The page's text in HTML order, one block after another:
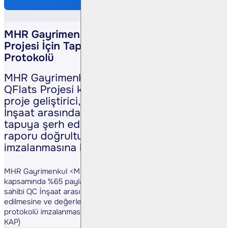
MHR Gayrimenkul’den Kurtköy QFlats
Projesi İçin Tapu Şerhi ve Paylaşım
Protokolü
MHR Gayrimenkul <MHRGY TI>, Kurtköy
QFlats Projesi kapsamında %65 payla
proje geliştirici, %35 payla arsa sahibi QC
İnşaat arasında yapılan sözleşmenin
tapuya şerh edilmesine ve değerleme
raporu doğrultusunda paylaşım protokolü
imzalanmasına karar verildiğini duyurdu.
MHR Gayrimenkul <MHRGY TI>, Kurtköy QFlats Projesi
kapsamında %65 payla proje geliştirici, %35 payla arsa
sahibi QC İnşaat arasında yapılan sözleşmenin tapuya şerh
edilmesine ve değerleme raporu doğrultusunda paylaşım
protokolü imzalanmasına karar verildiğini duyurdu. (Kaynak:
KAP)